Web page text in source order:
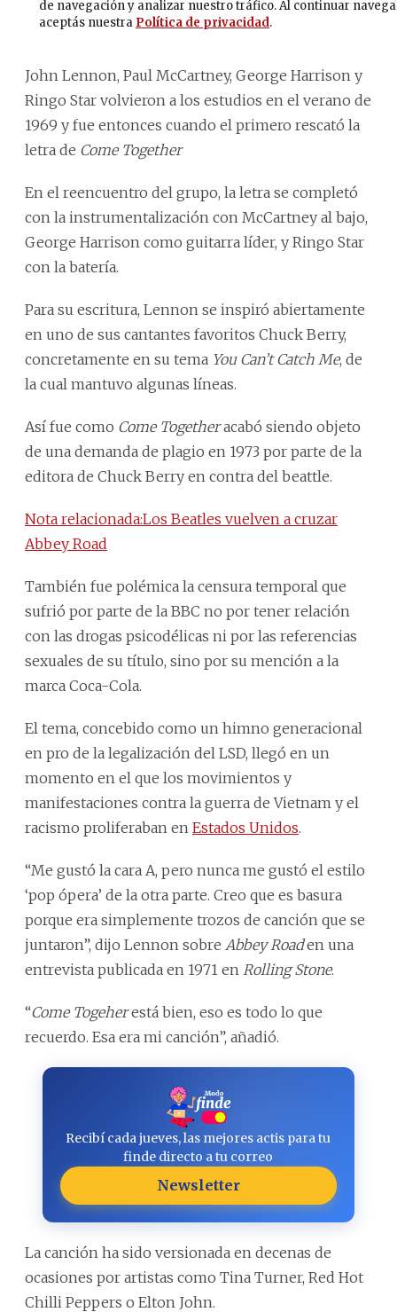
John Lennon, Paul McCartney, George Harrison y
Ringo Star volvieron a los estudios en el verano de
1969 y fue entonces cuando el primero rescató la
letra de Come Together
En el reencuentro del grupo, la letra se completó
con la instrumentalización con McCartney al bajo,
George Harrison como guitarra líder, y Ringo Star
con la batería.
Para su escritura, Lennon se inspiró abiertamente
en uno de sus cantantes favoritos Chuck Berry,
concretamente en su tema You Can’t Catch Me, de
la cual mantuvo algunas líneas.
Así fue como Come Togetheracabó siendo objeto
de una demanda de plagio en 1973 por parte de la
editora de Chuck Berry en contra del beattle.
Nota relacionada:Los Beatles vuelven a cruzar
Abbey Road
También fue polémica la censura temporal que
sufrió por parte de la BBC no por tener relación
con las drogas psicodélicas ni por las referencias
sexuales de su título, sino por su mención a la
marca Coca-Cola.
El tema, concebido como un himno generacional
en pro de la legalización del LSD, llegó en un
momento en el que los movimientos y
manifestaciones contra la guerra de Vietnam y el
racismo proliferaban en Estados Unidos.
“Me gustó la cara A, pero nunca me gustó el estilo
‘pop ópera’ de la otra parte. Creo que es basura
porque era simplemente trozos de canción que se
juntaron”, dijo Lennon sobre Abbey Roaden una
entrevista publicada en 1971 en Rolling Stone.
“Come Togeherestá bien, eso es todo lo que
recuerdo. Esa era mi canción”, añadió.
Recibí cada jueves, las mejores actis para tu
finde directo a tu correo
Newsletter
La canción ha sido versionada en decenas de
ocasiones por artistas como Tina Turner, Red Hot
Chilli Peppers o Elton John.